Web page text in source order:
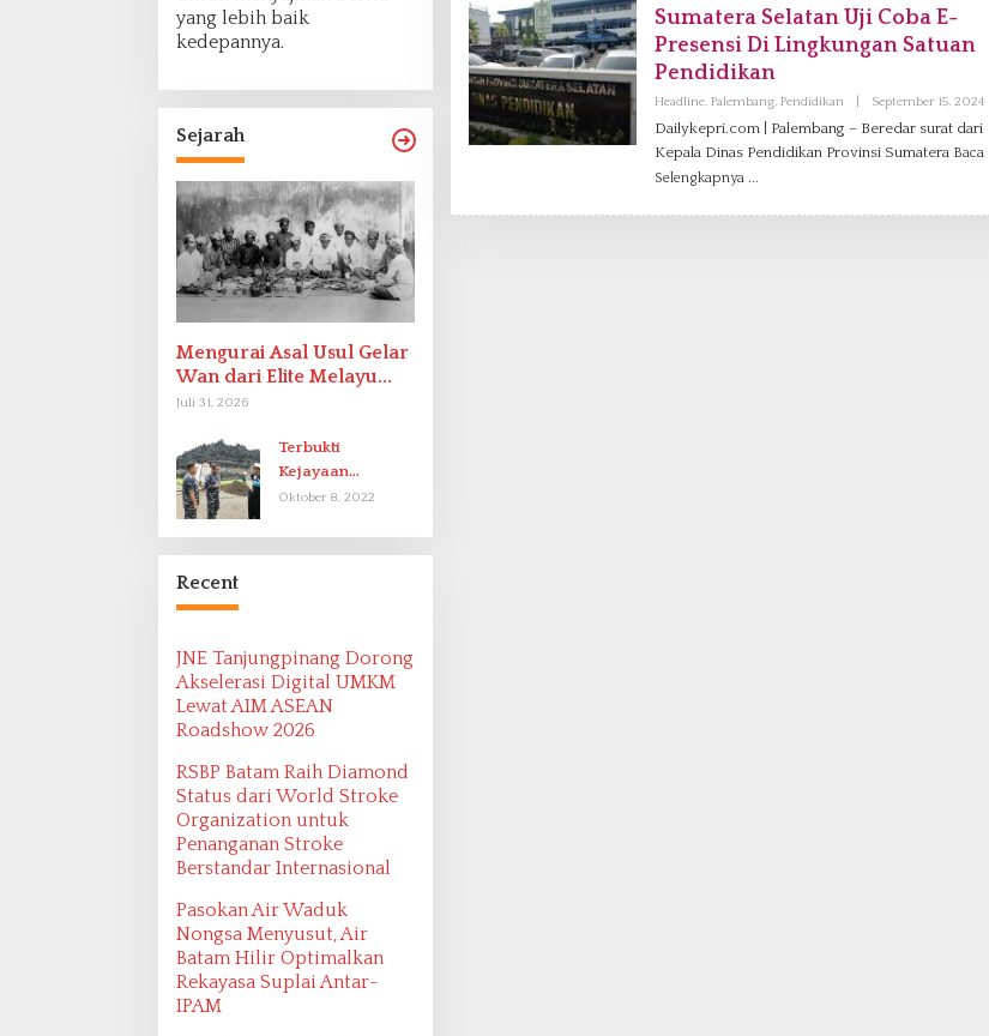
yang lebih baik
kedepannya.
Sejarah
Mengurai Asal Usul Gelar
Wan dari Elite Melayu
Hingga Populer di
Juli 31, 2026
Terbukti
Kejayaan
Indonesia pada
Oktober 8, 2022
Recent
JNE Tanjungpinang Dorong
Akselerasi Digital UMKM
Lewat AIM ASEAN
Roadshow 2026
RSBP Batam Raih Diamond
Status dari World Stroke
Organization untuk
Penanganan Stroke
Berstandar Internasional
Pasokan Air Waduk
Nongsa Menyusut, Air
Batam Hilir Optimalkan
Rekayasa Suplai Antar-
IPAM
I
Sumatera Selatan Uji Coba E-
Presensi Di Lingkungan Satuan
Pendidikan
Headline, Palembang, Pendidikan September 15, 2024O
A
Dailykepri.com | Palembang – Beredar surat dari
Kepala Dinas Pendidikan Provinsi Sumatera Baca
Selengkapnya